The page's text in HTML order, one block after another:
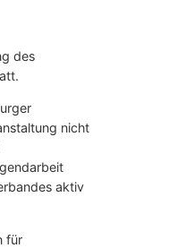
des
nicht
aktiv
für